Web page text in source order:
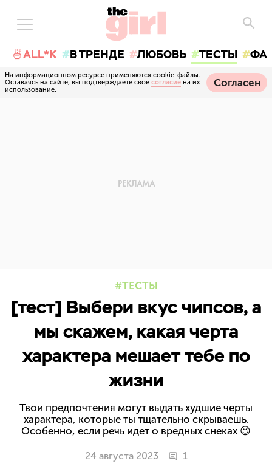
🍜ALL*K В ТРЕНДЕ ЛЮБОВЬ ТЕСТЫ
На информационном ресурсе применяются cookie-файлы.
Оставаясь на сайте, вы подтверждаете свое согласие на их
использование.
Согласен
ТЕСТЫ
[тест] Выбери вкус чипсов, а
мы скажем, какая черта
характера мешает тебе по
жизни
Твои предпочтения могут выдать худшие черты
характера, которые ты тщательно скрываешь.
Особенно, если речь идет о вредных снеках 😉
24 августа 2023 1